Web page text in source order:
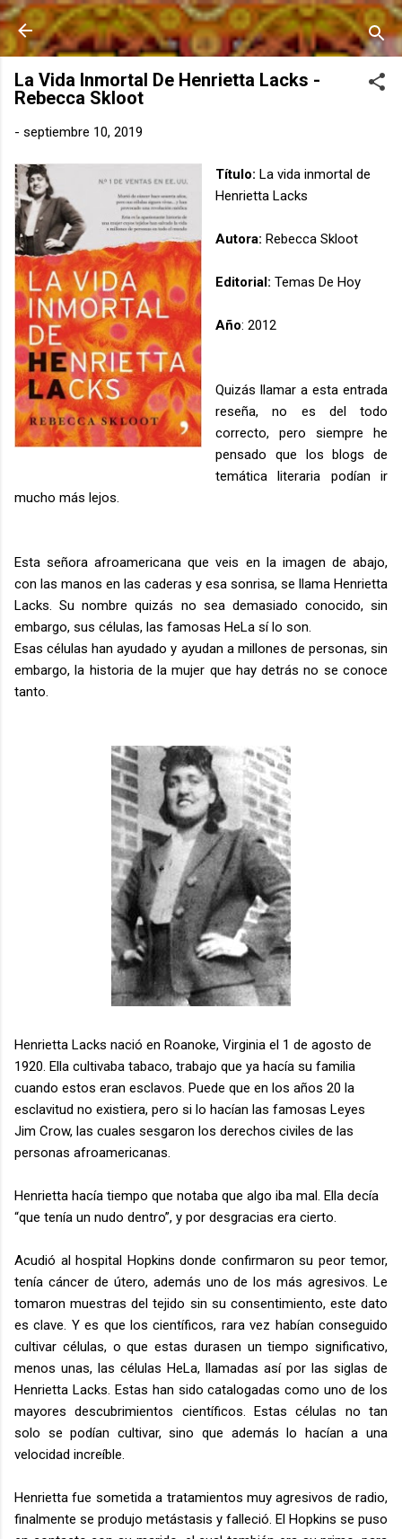
Ir al contenido principal
La Vida Inmortal De Henrietta Lacks -
Rebecca Skloot
- septiembre 10, 2019
Título: La vida inmortal de
Henrietta Lacks
Autora: Rebecca Skloot
Editorial: Temas De Hoy
Año: 2012
Quizás llamar a esta entrada
reseña, no es del todo
correcto, pero siempre he
pensado que los blogs de
temática literaria podían ir
mucho más lejos.
Esta señora afroamericana que veis en la imagen de abajo,
con las manos en las caderas y esa sonrisa, se llama Henrietta
Lacks. Su nombre quizás no sea demasiado conocido, sin
embargo, sus células, las famosas HeLa sí lo son.
Esas células han ayudado y ayudan a millones de personas, sin
embargo, la historia de la mujer que hay detrás no se conoce
tanto.
Henrietta Lacks nació en Roanoke, Virginia el 1 de agosto de
1920. Ella cultivaba tabaco, trabajo que ya hacía su familia
cuando estos eran esclavos. Puede que en los años 20 la
esclavitud no existiera, pero si lo hacían las famosas Leyes
Jim Crow, las cuales sesgaron los derechos civiles de las
personas afroamericanas.
Henrietta hacía tiempo que notaba que algo iba mal. Ella decía
“que tenía un nudo dentro”, y por desgracias era cierto.
Acudió al hospital Hopkins donde confirmaron su peor temor,
tenía cáncer de útero, además uno de los más agresivos. Le
tomaron muestras del tejido sin su consentimiento, este dato
es clave. Y es que los científicos, rara vez habían conseguido
cultivar células, o que estas durasen un tiempo significativo,
menos unas, las células HeLa, llamadas así por las siglas de
Henrietta Lacks. Estas han sido catalogadas como uno de los
mayores descubrimientos científicos. Estas células no tan
solo se podían cultivar, sino que además lo hacían a una
velocidad increíble.
Henrietta fue sometida a tratamientos muy agresivos de radio,
finalmente se produjo metástasis y falleció. El Hopkins se puso